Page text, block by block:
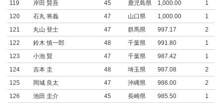
119 岸田 賢吾 45 鹿児島県 1,000.00
1
120
石丸 将義 47 山口県 1,000.00
1
121
丸山 登士 47 群馬県 997.17
2
122
鈴木 慎一郎 48 千葉県 991.80
1
123
小池 賢 47 千葉県 987.42
1
124
吉本 圭 48 埼玉県 987.08
2
125
岡城 良太 47 沖縄県 986.00
2
126
池田 圭介 45 長崎県 985.50
1